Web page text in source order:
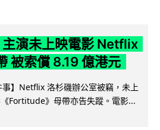
演未上映電影 Netflix
被索償 8.19 億港元
事】Netflix 洛杉磯辦公室被竊，未上
Fortitude》母帶亦告失蹤。電影...